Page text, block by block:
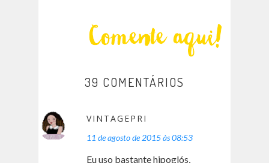
39 COMENTÁRIOS
VINTAGEPRI
11 de agosto de 2015 às 08:53
Eu uso bastante hipoglós,